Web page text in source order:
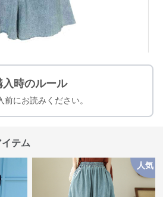
入時のルール
前にお読みください。
テム
人気